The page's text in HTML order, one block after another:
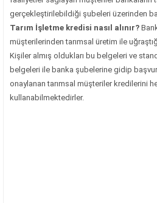
gerçekleştirilebildiği şubeleri üzerinden
Tarım İşletme kredisi nasıl alınır?
müşterilerinden tarımsal üretim ile
Kişiler almış oldukları bu belgeleri ve
belgeleri ile banka şubelerine gidip
onaylanan tarımsal müşteriler kredilerini
kullanabilmektedirler.